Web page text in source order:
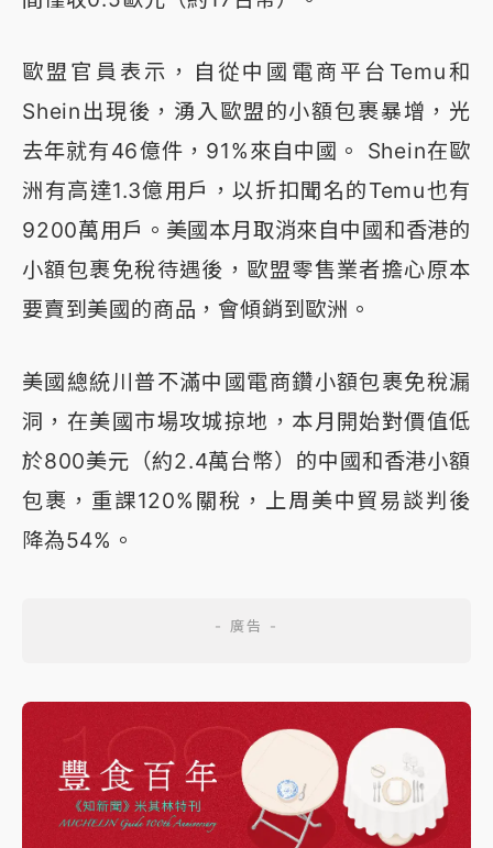
歐盟官員表示，自從中國電商平台Temu和
Shein出現後，湧入歐盟的小額包裹暴增，光
去年就有46億件，91%來自中國。 Shein在歐
洲有高達1.3億用戶，以折扣聞名的Temu也有
9200萬用戶。美國本月取消來自中國和香港的
小額包裹免稅待遇後，歐盟零售業者擔心原本
要賣到美國的商品，會傾銷到歐洲。
美國總統川普不滿中國電商鑽小額包裹免稅漏
洞，在美國市場攻城掠地，本月開始對價值低
於800美元（約2.4萬台幣）的中國和香港小額
包裹，重課120%關稅，上周美中貿易談判後
降為54%。